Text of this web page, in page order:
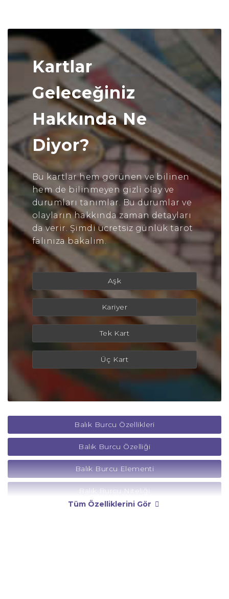
Kartlar
Geleceğiniz
Hakkında Ne
Diyor?
Bu kartlar hem görünen ve bilinen
hem de bilinmeyen gizli olay ve
durumları tanımlar. Bu durumlar ve
olayların hakkında zaman detayları
da verir. Şimdi ücretsiz günlük tarot
falınıza bakalım.
Aşk
Kariyer
Tek Kart
Üç Kart
Balık Burcu Özellikleri
Balık Burcu Özelliği
Balık Burcu Elementi
Balık Burcu Niteliği
Tüm Özelliklerini Gör